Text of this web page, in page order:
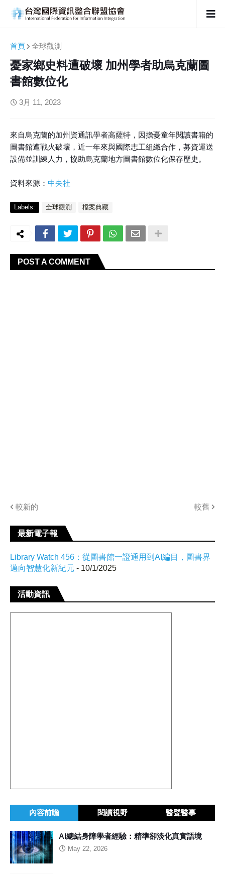
首頁 全球觀測
憂家鄉史料遭破壞 加州學者助烏克蘭圖
書館數位化
3月 11, 2023
來自烏克蘭的加州資通訊學者高薩特，因擔憂童年閱讀書籍的
圖書館遭戰火破壞，近一年來與國際志工組織合作，募資運送
設備並訓練人力，協助烏克蘭地方圖書館數位化保存歷史。
資料來源： 中央社
Labels: 全球觀測 檔案典藏
POST A COMMENT
較新的 較舊
最新電子報
Library Watch 456：從圖書館一證通用到AI編目，圖書界
邁向智慧化新紀元 - 10/1/2025
活動資訊
內容前瞻 閱讀視野 醫聲醫事
AI總結身障學者經驗：精準卻淡化真實語境
May 22, 2026